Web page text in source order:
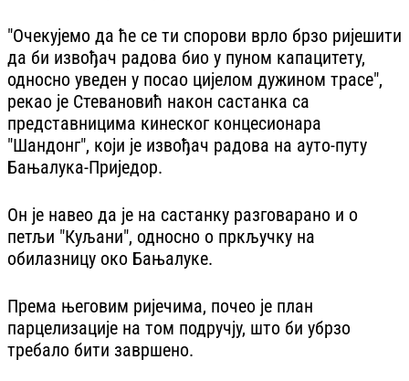
"Очекујемо да ће се ти спорови врло брзо ријешити
да би извођач радова био у пуном капацитету,
односно уведен у посао цијелом дужином трасе",
рекао је Стевановић након састанка са
представницима кинеског концесионара
"Шандонг", који је извођач радова на ауто-путу
Бањалука-Приједор.
Он је навео да је на састанку разговарано и о
петљи "Куљани", односно о пркључку на
обилазницу око Бањалуке.
Према његовим ријечима, почео је план
парцелизације на том подручју, што би убрзо
требало бити завршено.